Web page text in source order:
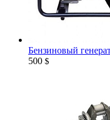
Бензиновый
500 $